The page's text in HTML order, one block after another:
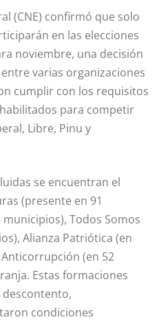
(CNE) confirmó que solo
en las elecciones
noviembre, una decisión
varias organizaciones
cumplir con los requisitos
para competir
Libre, Pinu y
se encuentran el
(presente en 91
Todos Somos
Alianza Patriótica (en
(en 52
Estas formaciones
condiciones